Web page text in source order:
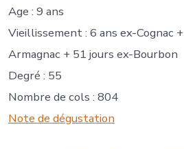
Age : 9 ans
Vieillissement : 6 ans ex-Cognac
Armagnac + 51 jours ex-Bourbon
Degré : 55
Nombre de cols : 804
Note de dégustation